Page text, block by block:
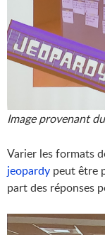
Image provenant
Varier les formats
jeopardy peut être
part des réponses